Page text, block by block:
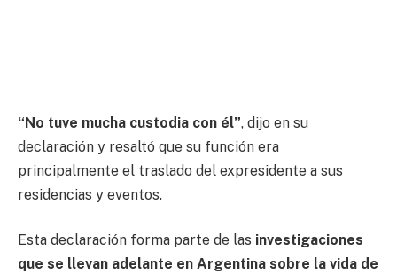
“No tuve mucha custodia con él”, dijo en su
declaración y resaltó que su función era
principalmente el traslado del expresidente a sus
residencias y eventos.
Esta declaración forma parte de las investigaciones
que se llevan adelante en Argentina sobre la vida de